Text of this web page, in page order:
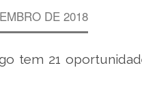
DE 2018
tem 21